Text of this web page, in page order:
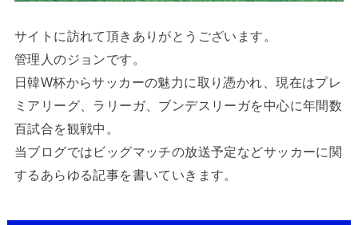
サイトに訪れて頂きありがとうございます。
管理人のジョンです。
日韓W杯からサッカーの魅力に取り憑かれ、現在はプレ
ミアリーグ、ラリーガ、ブンデスリーガを中心に年間数
百試合を観戦中。
当ブログではビッグマッチの放送予定などサッカーに関
するあらゆる記事を書いていきます。